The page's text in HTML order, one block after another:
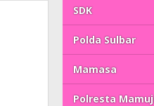
SDK
Polda Sulbar
Mamasa
Polresta